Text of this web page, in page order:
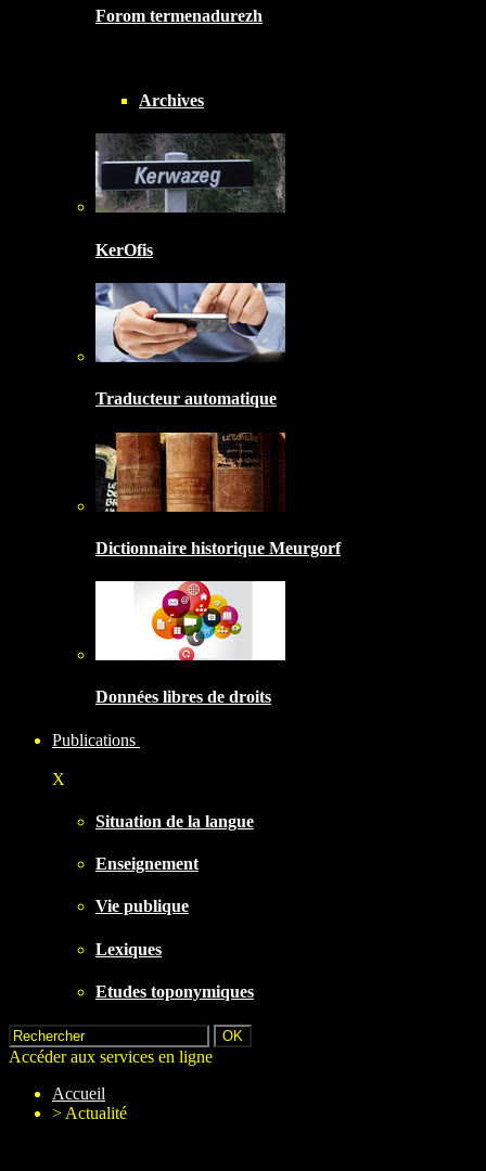
Forom termenadurezh
Archives
KerOfis
Traducteur automatique
Dictionnaire historique Meurgorf
Données libres de droits
Publications
X
Situation de la langue
Enseignement
Vie publique
Lexiques
Etudes toponymiques
Accéder aux services en ligne
Accueil
> Actualité